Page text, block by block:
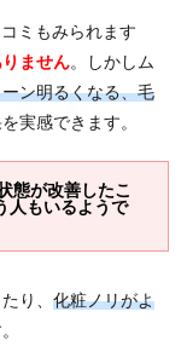
ミもみられます
ません。しかしム
ン明るくなる、毛
実感できます。
態が改善したこ
人もいるようで
り、 化粧ノリがよ